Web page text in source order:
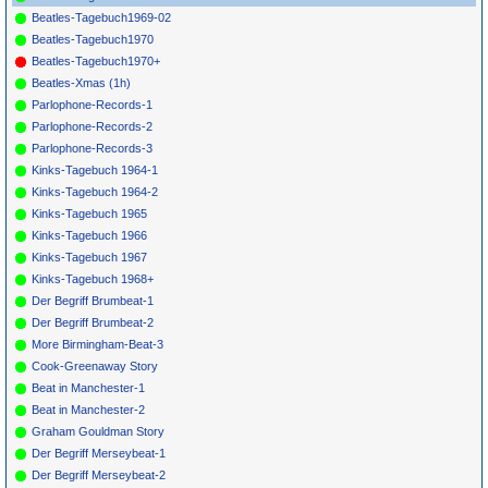
Beatles-Tagebuch1969-02
Beatles-Tagebuch1970
Beatles-Tagebuch1970+
Beatles-Xmas (1h)
Parlophone-Records-1
Parlophone-Records-2
Parlophone-Records-3
Kinks-Tagebuch 1964-1
Kinks-Tagebuch 1964-2
Kinks-Tagebuch 1965
Kinks-Tagebuch 1966
Kinks-Tagebuch 1967
Kinks-Tagebuch 1968+
Der Begriff Brumbeat-1
Der Begriff Brumbeat-2
More Birmingham-Beat-3
Cook-Greenaway Story
Beat in Manchester-1
Beat in Manchester-2
Graham Gouldman Story
Der Begriff Merseybeat-1
Der Begriff Merseybeat-2